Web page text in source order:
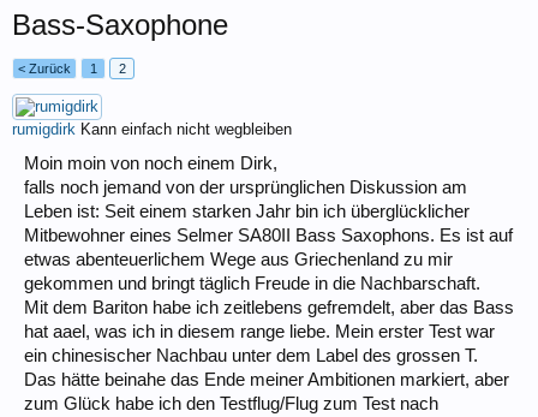
Bass-Saxophone
< Zurück 1 2
rumigdirk Kann einfach nicht wegbleiben
Moin moin von noch einem Dirk,
falls noch jemand von der ursprünglichen Diskussion am
Leben ist: Seit einem starken Jahr bin ich überglücklicher
Mitbewohner eines Selmer SA80II Bass Saxophons. Es ist auf
etwas abenteuerlichem Wege aus Griechenland zu mir
gekommen und bringt täglich Freude in die Nachbarschaft.
Mit dem Bariton habe ich zeitlebens gefremdelt, aber das Bass
hat aael, was ich in diesem range liebe. Mein erster Test war
ein chinesischer Nachbau unter dem Label des grossen T.
Das hätte beinahe das Ende meiner Ambitionen markiert, aber
zum Glück habe ich den Testflug/Flug zum Test nach